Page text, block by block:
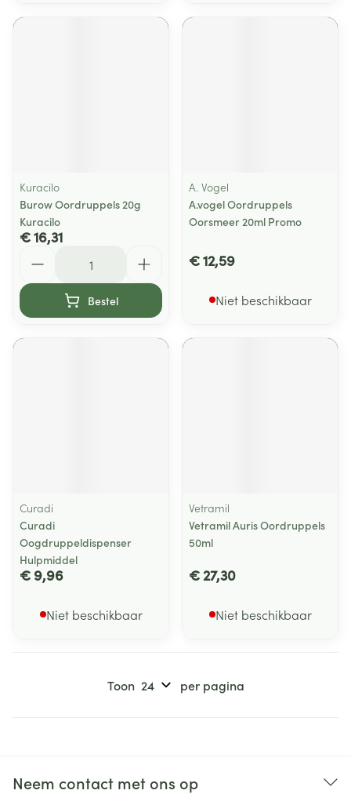
Kuracilo
Burow Oordruppels 20g
Kuracilo
€ 16,31
Bestel
A. Vogel
A.vogel Oordruppels
Oorsmeer 20ml Promo
€ 12,59
Niet beschikbaar
Curadi
Curadi
Oogdruppeldispenser
Hulpmiddel
€ 9,96
Niet beschikbaar
Vetramil
Vetramil Auris Oordruppels
50ml
€ 27,30
Niet beschikbaar
Toon per pagina
Neem contact met ons op